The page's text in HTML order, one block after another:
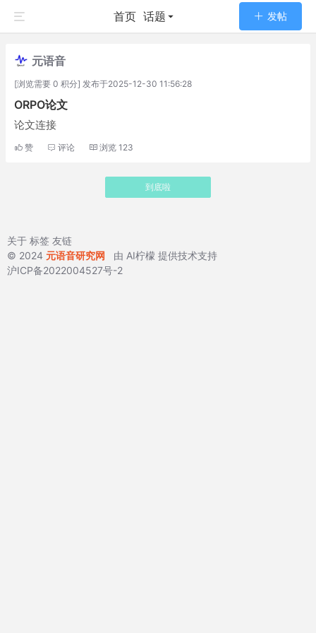
首页 话题 发帖
元语音
[浏览需要 0 积分] 发布于2025-12-30 11:56:28
ORPO论文
论文连接
赞 评论 浏览 123
到底啦
关于 标签 友链
© 2024 元语音研究网 由 AI柠檬 提供技术支持
沪ICP备2022004527号-2